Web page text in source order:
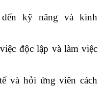
kỹ năng và kinh
độc lập và làm việc
và hỏi ứng viên cách